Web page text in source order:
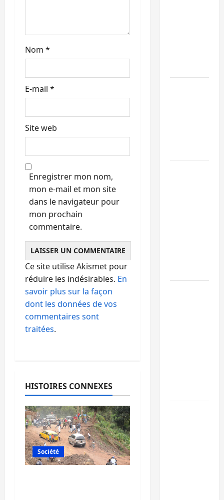
Nom *
E-mail *
Site web
Enregistrer mon nom,
mon e-mail et mon site
dans le navigateur pour
mon prochain
commentaire.
Ce site utilise Akismet pour
réduire les indésirables. En
savoir plus sur la façon
dont les données de vos
commentaires sont
traitées.
HISTOIRES CONNEXES
Société